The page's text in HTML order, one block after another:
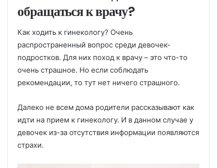
обращаться к врачу?
Как ходить к гинекологу? Очень
распространенный вопрос среди девочек-
подростков. Для них поход к врачу – это что-то
очень страшное. Но если соблюдать
рекомендации, то тут нет ничего страшного.
Далеко не всем дома родители рассказывают как
идти на прием к гинекологу. И в данном случае у
девочек из-за отсутствия информации появляются
страхи.